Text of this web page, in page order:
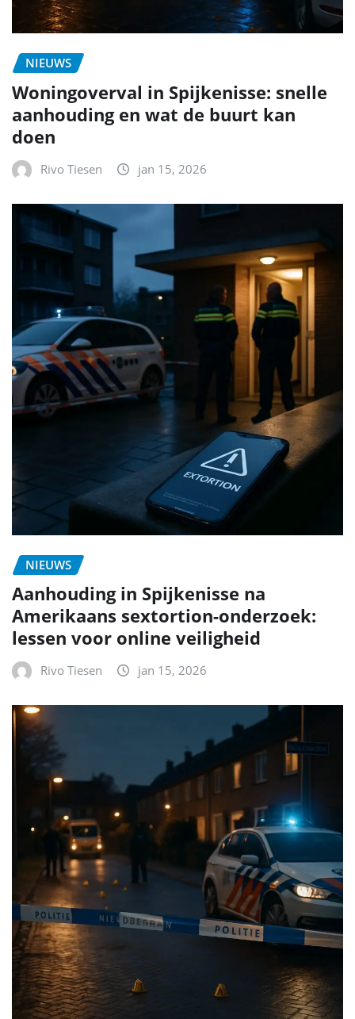
NIEUWS
Woningoverval in Spijkenisse: snelle
aanhouding en wat de buurt kan
doen
Rivo Tiesen jan 15, 2026
NIEUWS
Aanhouding in Spijkenisse na
Amerikaans sextortion-onderzoek:
lessen voor online veiligheid
Rivo Tiesen jan 15, 2026